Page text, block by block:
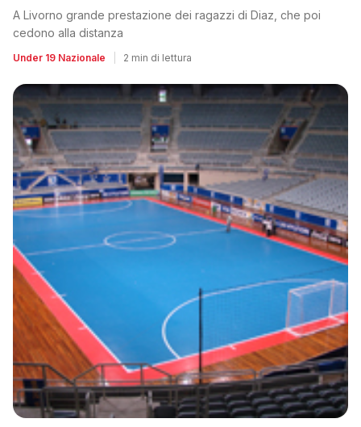
A Livorno grande prestazione dei ragazzi di Diaz, che poi
cedono alla distanza
Under 19 Nazionale 2 min di lettura